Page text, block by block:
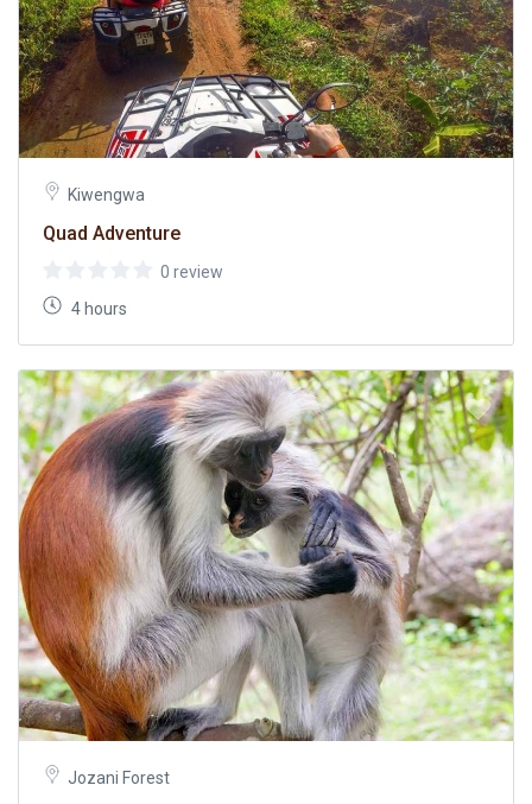
Kiwengwa
Quad Adventure
0 review
4 hours
Jozani Forest